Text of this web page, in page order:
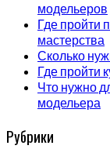
модельеров
Где пройти
мастерства
Сколько
Где пройти
Что нужно
модельера
Рубрики